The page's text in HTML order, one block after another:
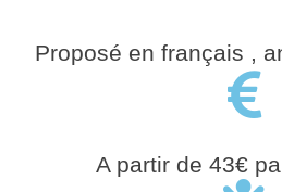
Proposé en français ,
A partir de 43€